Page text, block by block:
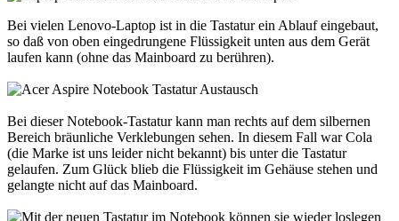
Bei vielen Lenovo-Laptop ist in die Tastatur ein Ablauf eingebaut,
so daß von oben eingedrungene Flüssigkeit unten aus dem Gerät
laufen kann (ohne das Mainboard zu berühren).
Bei dieser Notebook-Tastatur kann man rechts auf dem silbernen
Bereich bräunliche Verklebungen sehen. In diesem Fall war Cola
(die Marke ist uns leider nicht bekannt) bis unter die Tastatur
gelaufen. Zum Glück blieb die Flüssigkeit im Gehäuse stehen und
gelangte nicht auf das Mainboard.